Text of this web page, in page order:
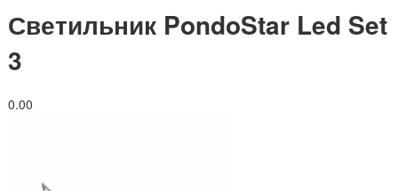
Светильник PondoStar Led Set
3
0.00